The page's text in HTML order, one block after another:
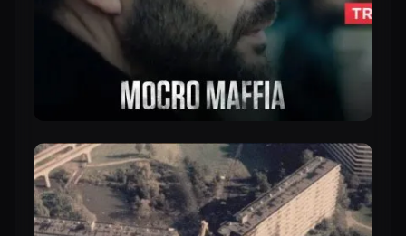
DRONESHOWS
DIENSTENOVERZICHT